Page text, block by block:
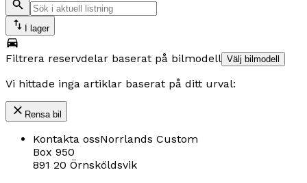
I lager
Filtrera reservdelar baserat på bilmodell Välj bilmodell
Vi hittade inga artiklar baserat på ditt urval:
Rensa bil
Kontakta ossNorrlands Custom
Box 950
891 20 Örnsköldsvik